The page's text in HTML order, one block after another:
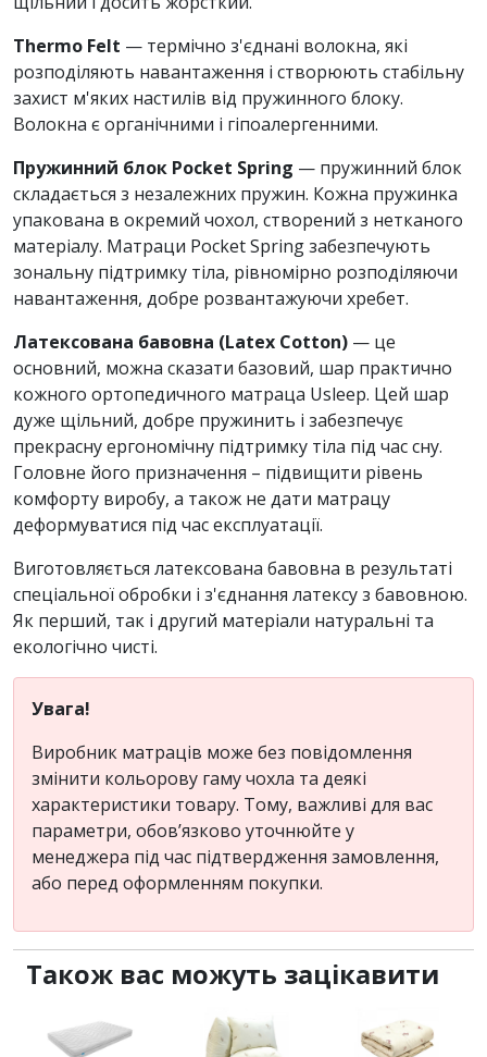
Thermo Felt — термічно з'єднані волокна, які
розподіляють навантаження і створюють стабільну
захист м'яких настилів від пружинного блоку.
Волокна є органічними і гіпоалергенними.
Пружинний блок Pocket Spring — пружинний блок
складається з незалежних пружин. Кожна пружинка
упакована в окремий чохол, створений з нетканого
матеріалу. Матраци Pocket Spring забезпечують
зональну підтримку тіла, рівномірно розподіляючи
навантаження, добре розвантажуючи хребет.
Латексована бавовна (Latex Cotton) — це
основний, можна сказати базовий, шар практично
кожного ортопедичного матраца Usleep. Цей шар
дуже щільний, добре пружинить і забезпечує
прекрасну ергономічну підтримку тіла під час сну.
Головне його призначення – підвищити рівень
комфорту виробу, а також не дати матрацу
деформуватися під час експлуатації.
Виготовляється латексована бавовна в результаті
спеціальної обробки і з'єднання латексу з бавовною.
Як перший, так і другий матеріали натуральні та
екологічно чисті.
Увага!
Виробник матраців може без повідомлення
змінити кольорову гаму чохла та деякі
характеристики товару. Тому, важливі для вас
параметри, обов’язково уточнюйте у
менеджера під час підтвердження замовлення,
або перед оформленням покупки.
Також вас можуть зацікавити